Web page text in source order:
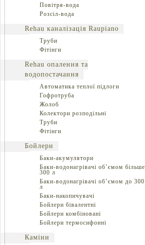
Повітря-вода
Розсіл-вода
Rehau каналізація Raupiano
Труби
Фітінги
Rehau опалення та
водопостачання
Автоматика теплої підлоги
Гофротруба
Жолоб
Колектори розподільні
Труби
Фітінги
Бойлери
Баки-акумулятори
Баки-водонагрівачі об’ємом більше
300 л
Баки-водонагрівачі об’ємом до 300
л
Баки-накопичувачі
Бойлери бівалентні
Бойлери комбіновані
Бойлери термосифонні
Каміни